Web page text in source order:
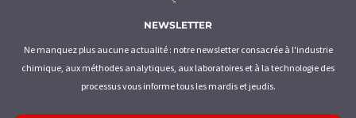
NEWSLETTER
Ne manquez plus aucune actualité : notre newsletter consacrée à l'industrie
chimique, aux méthodes analytiques, aux laboratoires et à la technologie des
processus vous informe tous les mardis et jeudis.